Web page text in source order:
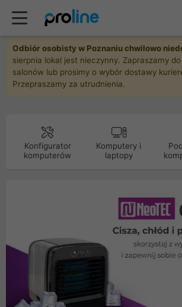
Odbiór osobisty w Poznaniu chwilowo
sierpnia lokal jest nieczynny. Zapraszamy do
salonów lub prosimy o wybór dostawy
Przepraszamy za utrudnienia.
Konfigurator
komputerów
Komputery i
laptopy